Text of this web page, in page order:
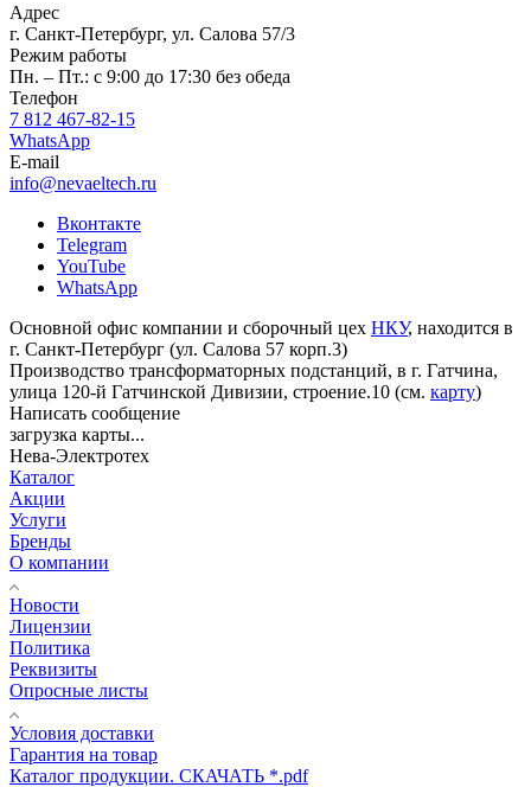
Адрес
г. Санкт-Петербург, ул. Салова 57/3
Режим работы
Пн. – Пт.: с 9:00 до 17:30 без обеда
Телефон
7 812 467-82-15
WhatsApp
E-mail
info@nevaeltech.ru
Вконтакте
Telegram
YouTube
WhatsApp
Основной офис компании и сборочный цех НКУ, находится в
г. Санкт-Петербург (ул. Салова 57 корп.3)
Производство трансформаторных подстанций, в г. Гатчина,
улица 120-й Гатчинской Дивизии, строение.10 (см. карту)
Написать сообщение
загрузка карты...
Нева-Электротех
Каталог
Акции
Услуги
Бренды
О компании
Новости
Лицензии
Политика
Реквизиты
Опросные листы
Условия доставки
Гарантия на товар
Каталог продукции. СКАЧАТЬ *.pdf